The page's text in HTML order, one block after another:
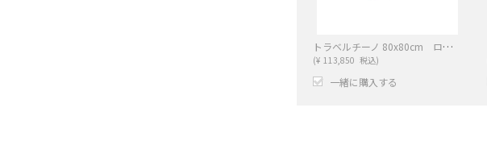
トラベルチーノ 80x80cm ローテーブル/ コーヒーテーブル
(¥ 113,850 税込)
一緒に購入する